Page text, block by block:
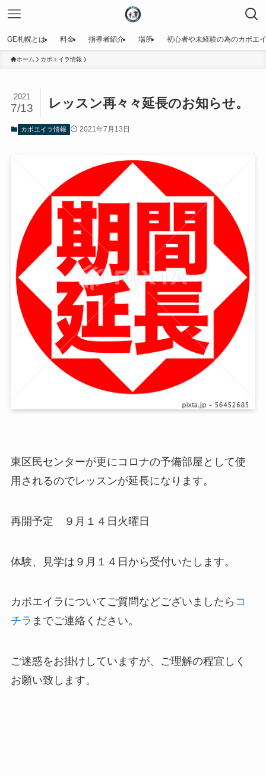
GE札幌とは 料金 指導者紹介 場所 初心者や未経験の為のカポエ
ホーム カポエイラ情報
レッスン再々々延長のお知らせ。
2021
7/13
カポエイラ情報 2021年7月13日
東区民センターが更にコロナの予備部屋として使
用されるのでレッスンが延長になります。
再開予定 ９月１４日火曜日
体験、見学は９月１４日から受付いたします。
カポエイラについてご質問などございましたら コ
チラ までご連絡ください。
ご迷惑をお掛けしていますが、ご理解の程宜しく
お願い致します。